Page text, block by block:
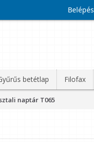
Belépés
betétlap Filofax
naptár T065